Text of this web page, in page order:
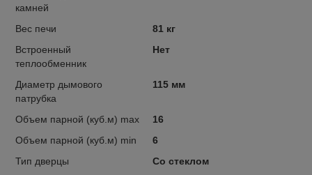
камней
Вес печи
81 кг
Встроенный
теплообменник
Нет
Диаметр дымового
патрубка
115 мм
Объем парной (куб.м) max
16
Объем парной (куб.м) min
6
Тип дверцы
Со стеклом